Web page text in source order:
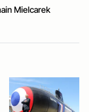
Mielcarek